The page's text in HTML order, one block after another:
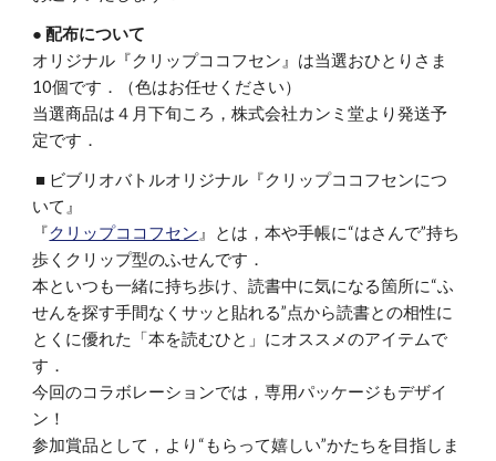
● 配布について
オリジナル『クリップココフセン』は当選おひとりさま
10個です．（色はお任せください）
当選商品は４月下旬ころ，株式会社カンミ堂より発送予
定です．
■ ビブリオバトルオリジナル『クリップココフセンにつ
いて』
『クリップココフセン 』とは，本や手帳に“はさんで”持ち
歩くクリップ型のふせんです．
本といつも一緒に持ち歩け、読書中に気になる箇所に“ふ
せんを探す手間なくサッと貼れる”点から読書との相性に
とくに優れた「本を読むひと」にオススメのアイテムで
す．
今回のコラボレーションでは，専用パッケージもデザイ
ン！
参加賞品として，より“もらって嬉しい”かたちを目指しま